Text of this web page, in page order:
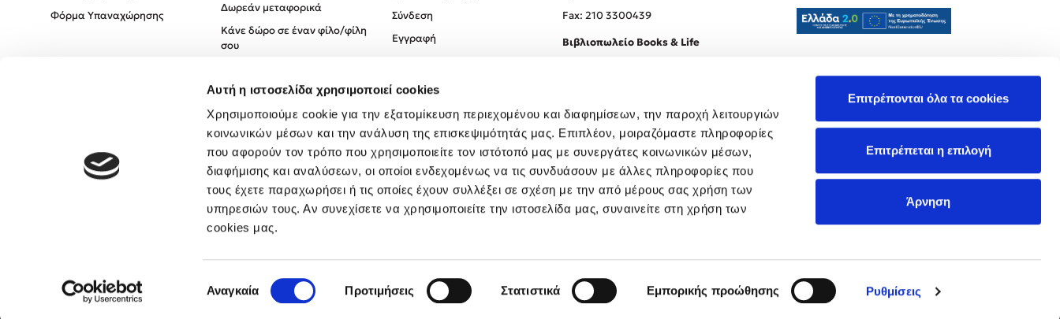
Αυτή η ιστοσελίδα χρησιμοποιεί cookies
Χρησιμοποιούμε cookie για την εξατομίκευση περιεχομένου και διαφημίσεων, την παροχή λειτουργιών
κοινωνικών μέσων και την ανάλυση της επισκεψιμότητάς μας. Επιπλέον, μοιραζόμαστε πληροφορίες
που αφορούν τον τρόπο που χρησιμοποιείτε τον ιστότοπό μας με συνεργάτες κοινωνικών μέσων,
διαφήμισης και αναλύσεων, οι οποίοι ενδεχομένως να τις συνδυάσουν με άλλες πληροφορίες που
τους έχετε παραχωρήσει ή τις οποίες έχουν συλλέξει σε σχέση με την από μέρους σας χρήση των
υπηρεσιών τους. Αν συνεχίσετε να χρησιμοποιείτε την ιστοσελίδα μας, συναινείτε στη χρήση των
cookies μας.
συγκατάθεσης
Αναγκαία Προτιμήσεις Στατιστικά Εμπορικής προώθησης Ρυθμίσεις
Επιτρέπονται όλα τα cookies
Επιτρέπεται η επιλογή
Άρνηση
Φόρμα Υπαναχώρησης
Δωρεάν μεταφορικά
Κάνε δώρο σε έναν φίλο/φίλη
σου
Πολιτική Απορρήτου
Όροι χρήσης
Σύνδεση
Εγγραφή
Fax: 210 3300439
Βιβλιοπωλείο Books & Life
Created by Powered by